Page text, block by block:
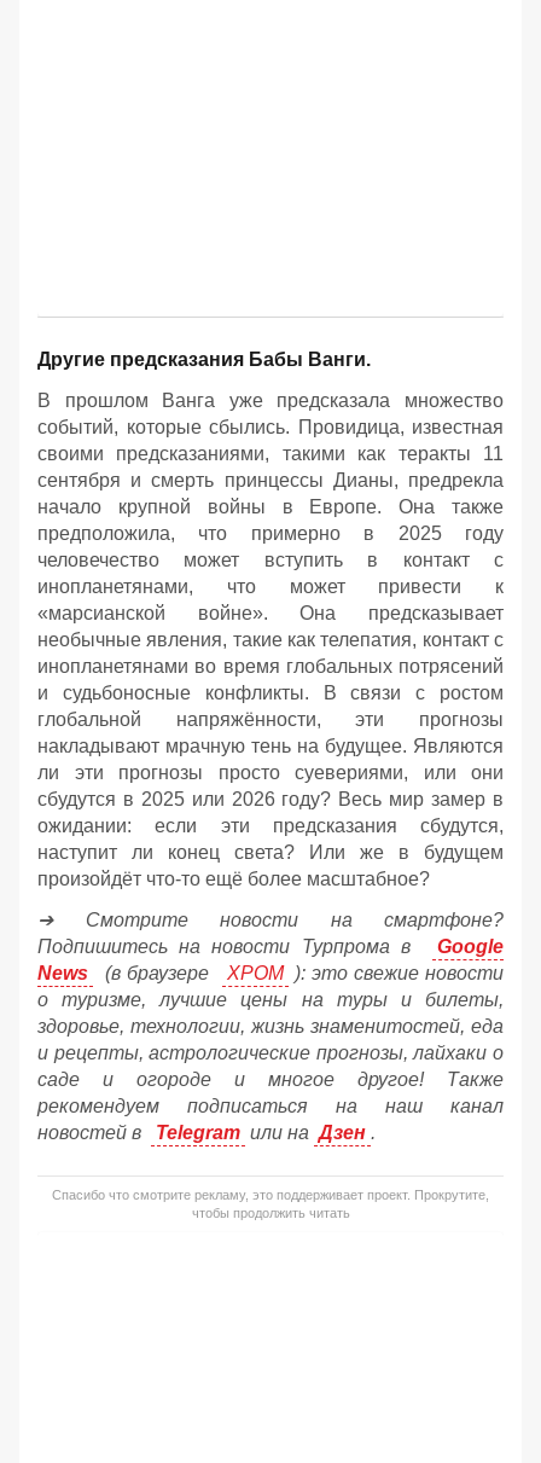
Другие предсказания Бабы Ванги.
В прошлом Ванга уже предсказала множество
событий, которые сбылись. Провидица, известная
своими предсказаниями, такими как теракты 11
сентября и смерть принцессы Дианы, предрекла
начало крупной войны в Европе. Она также
предположила, что примерно в 2025 году
человечество может вступить в контакт с
инопланетянами, что может привести к
«марсианской войне». Она предсказывает
необычные явления, такие как телепатия, контакт с
инопланетянами во время глобальных потрясений
и судьбоносные конфликты. В связи с ростом
глобальной напряжённости, эти прогнозы
накладывают мрачную тень на будущее. Являются
ли эти прогнозы просто суевериями, или они
сбудутся в 2025 или 2026 году? Весь мир замер в
ожидании: если эти предсказания сбудутся,
наступит ли конец света? Или же в будущем
произойдёт что-то ещё более масштабное?
➔ Смотрите новости на смартфоне?
Подпишитесь на новости Турпрома в
Google
News
(в браузере ХРОМ
): это свежие новости
о туризме, лучшие цены на туры и билеты,
здоровье, технологии, жизнь знаменитостей, еда
и рецепты, астрологические прогнозы, лайхаки о
саде и огороде и многое другое! Также
рекомендуем подписаться на наш канал
новостей в
Telegram или на Дзен .
Спасибо что смотрите рекламу, это поддерживает проект. Прокрутите,
чтобы продолжить читать